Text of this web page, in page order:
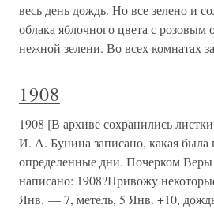
весь день дождь. Но все зелено и
облака яблочного цвета с розовым
нежной зелени. Во всех комнатах
1908
1908 [В архиве сохранились
И. А. Бунина записано, какая была
определенные дни. Почерком
написано: 1908?Привожу
Янв. — 7, метель, 5 Янв. +10,